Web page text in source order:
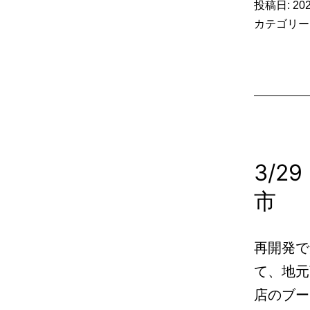
投稿日:
カテゴリ
3/29
市
再開発
て、地
店のブ